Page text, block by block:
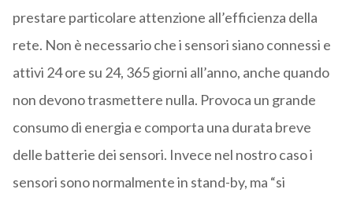
prestare particolare attenzione all’efficienza della
rete. Non è necessario che i sensori siano connessi e
attivi 24 ore su 24, 365 giorni all’anno, anche quando
non devono trasmettere nulla. Provoca un grande
consumo di energia e comporta una durata breve
delle batterie dei sensori. Invece nel nostro caso i
sensori sono normalmente in stand-by, ma “si